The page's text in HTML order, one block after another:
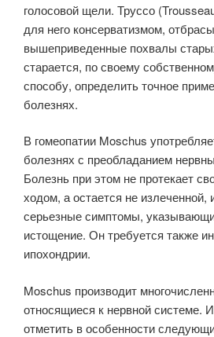
голосовой щели. Труссо
для него консерватизмом,
вышеприведенные похвалы
старается, по своему
способу, определить точное
болезнях.
В гомеопатии Moschus
болезнях с преобладанием
Болезнь при этом не протекает
ходом, а остается не излеченной,
серьезные симптомы,
истощение. Он требуется также
ипохондрии.
Moschus производит
относящиеся к нервной системе.
отметить в особенности